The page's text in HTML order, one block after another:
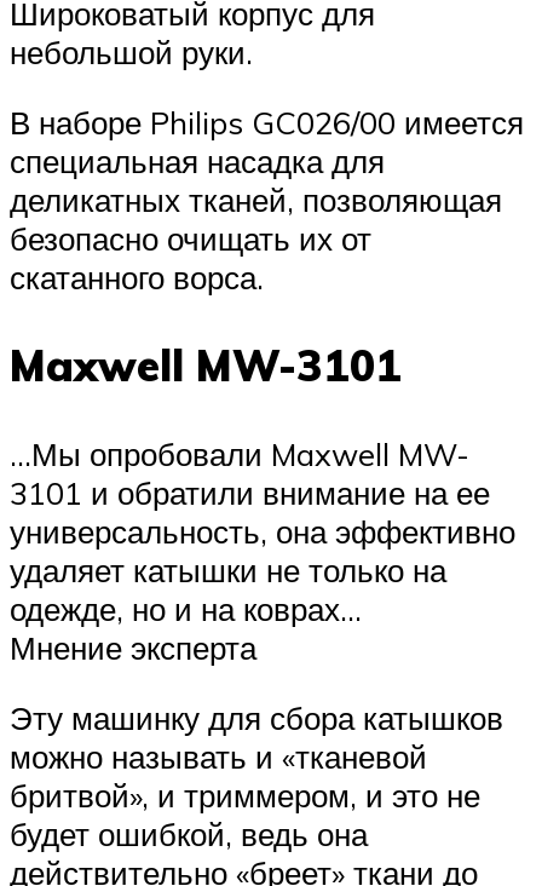
Широковатый корпус для
небольшой руки.
В наборе Philips GC026/00 имеется
специальная насадка для
деликатных тканей, позволяющая
безопасно очищать их от
скатанного ворса.
Maxwell MW-3101
…Мы опробовали Maxwell MW-
3101 и обратили внимание на ее
универсальность, она эффективно
удаляет катышки не только на
одежде, но и на коврах…
Мнение эксперта
Эту машинку для сбора катышков
можно называть и «тканевой
бритвой», и триммером, и это не
будет ошибкой, ведь она
действительно «бреет» ткани до